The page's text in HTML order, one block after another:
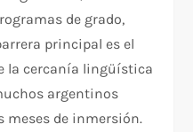
de grado,
principal es el
la cercanía lingüística
argentinos
meses de inmersión.